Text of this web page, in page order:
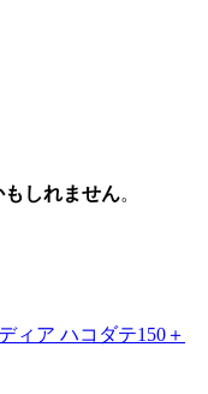
もしれません。
ィア ハコダテ150＋